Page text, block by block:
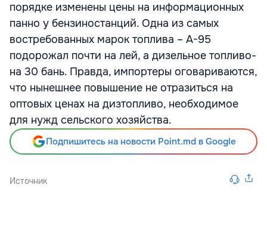
порядке изменены цены на информационных
панно у бензиностанций. Одна из самых
востребованных марок топлива – А-95
подорожал почти на лей, а дизельное топливо-
на 30 бань. Правда, импортеры оговариваются,
что нынешнее повышение не отразиться на
оптовых ценах на дизтопливо, необходимое
для нужд сельского хозяйства.
Подпишитесь на новости Point.md в Google
Источник